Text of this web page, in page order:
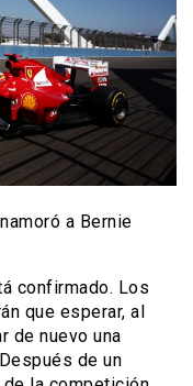
a Bernie
confirmado. Los
que esperar, al
de nuevo una
de un